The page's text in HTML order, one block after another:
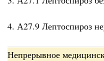
4. А27.9 Лептоспироз
Непрерывное